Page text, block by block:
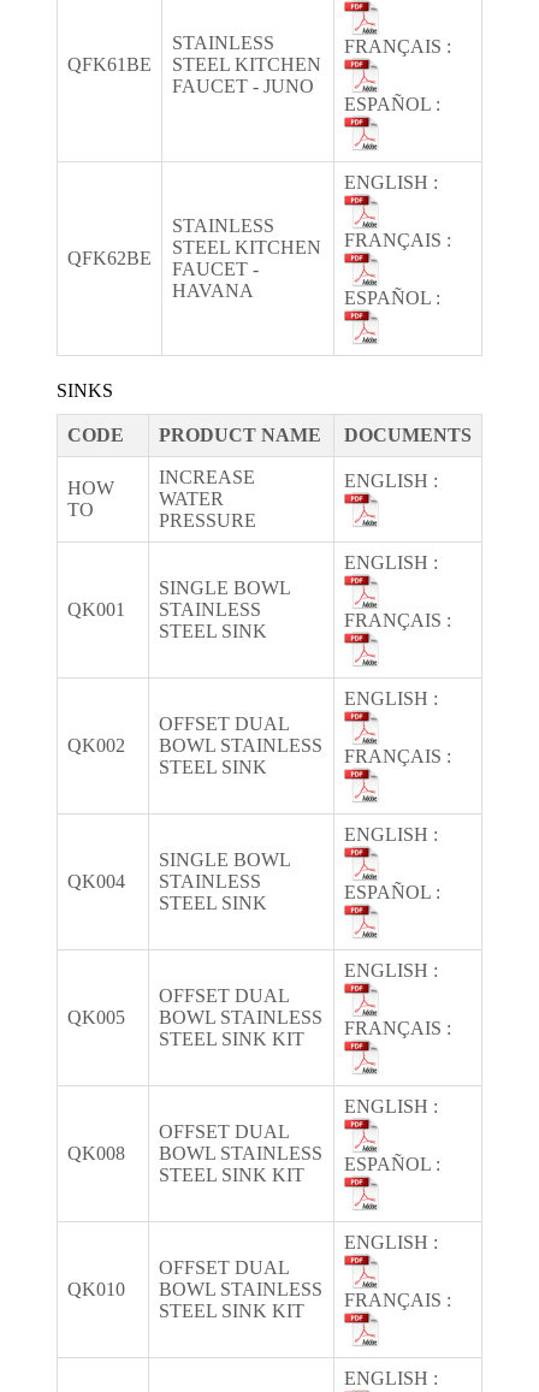
QFK61BE
STAINLESS
STEEL KITCHEN
FAUCET - JUNO
FRANÇAIS :
ESPAÑOL :
QFK62BE
STAINLESS
STEEL KITCHEN
FAUCET -
HAVANA
ENGLISH :
FRANÇAIS :
ESPAÑOL :
SINKS
CODE PRODUCT NAME DOCUMENTS
HOW
TO
INCREASE
WATER
PRESSURE
ENGLISH :
QK001
SINGLE BOWL
STAINLESS
STEEL SINK
ENGLISH :
FRANÇAIS :
QK002
OFFSET DUAL
BOWL STAINLESS
STEEL SINK
ENGLISH :
FRANÇAIS :
QK004
SINGLE BOWL
STAINLESS
STEEL SINK
ENGLISH :
ESPAÑOL :
QK005
OFFSET DUAL
BOWL STAINLESS
STEEL SINK KIT
ENGLISH :
FRANÇAIS :
QK008
OFFSET DUAL
BOWL STAINLESS
STEEL SINK KIT
ENGLISH :
ESPAÑOL :
QK010
OFFSET DUAL
BOWL STAINLESS
STEEL SINK KIT
ENGLISH :
FRANÇAIS :
ENGLISH :